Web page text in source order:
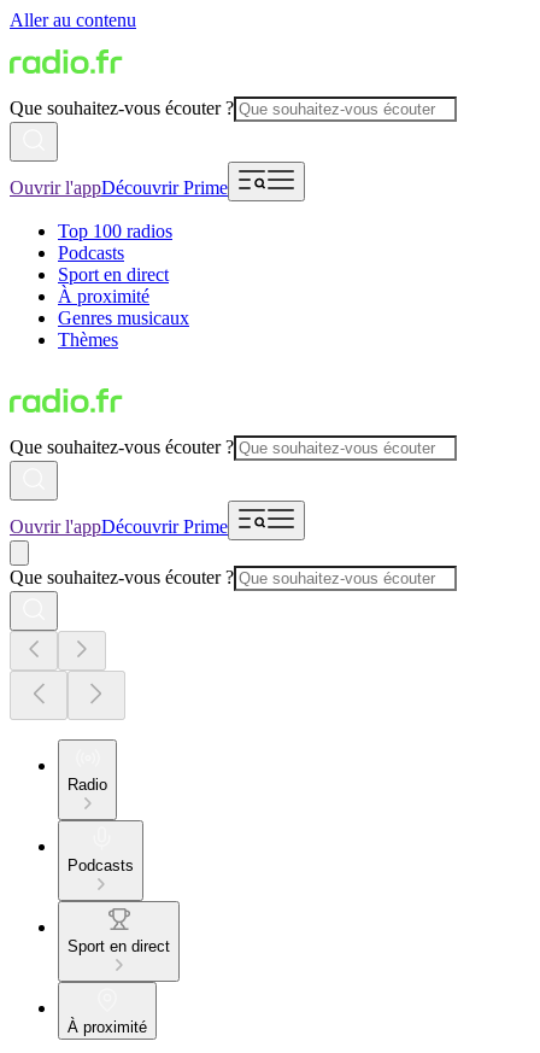
Aller au contenu
Que souhaitez-vous écouter ?
Ouvrir l'appDécouvrir Prime
Top 100 radios
Podcasts
Sport en direct
À proximité
Genres musicaux
Thèmes
Que souhaitez-vous écouter ?
Ouvrir l'appDécouvrir Prime
Que souhaitez-vous écouter ?
Radio
Podcasts
Sport en direct
À proximité